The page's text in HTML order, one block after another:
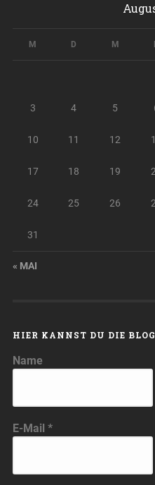
M D M
3 4 5
10 11 12
17 18 19
24 25 26
31
« MAI
HIER KANNST DU DIE
Name
E-Mail *